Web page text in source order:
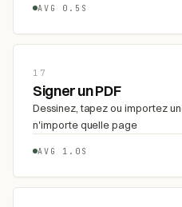
AVG 0.5S
17
Signer un PDF
Dessinez, tapez ou importez
n'importe quelle page
AVG 1.0S